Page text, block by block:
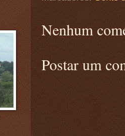
Nenhum
Postar um